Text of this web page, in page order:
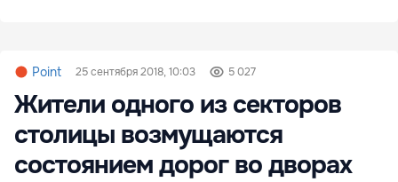
Point 25 сентября 2018, 10:03 5 027
Жители одного из секторов
столицы возмущаются
состоянием дорог во дворах